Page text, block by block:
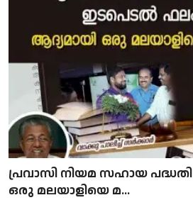
പ്രവാസി നിയമ സഹായ പദ്ധതി
ഒരു മലയാളിയെ മ...